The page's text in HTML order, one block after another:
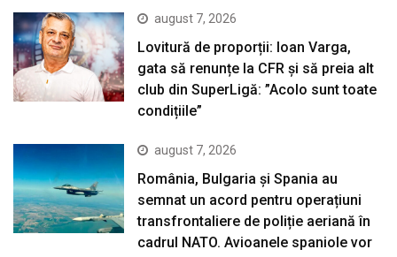
august 7, 2026
Lovitură de proporții: Ioan Varga,
gata să renunțe la CFR și să preia alt
club din SuperLigă: ”Acolo sunt toate
condițiile”
august 7, 2026
România, Bulgaria și Spania au
semnat un acord pentru operațiuni
transfrontaliere de poliție aeriană în
cadrul NATO. Avioanele spaniole vor